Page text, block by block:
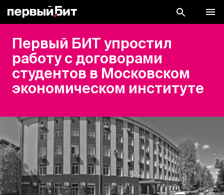
Первый БИТ упростил
работу с договорами
студентов в Московском
экономическом институте